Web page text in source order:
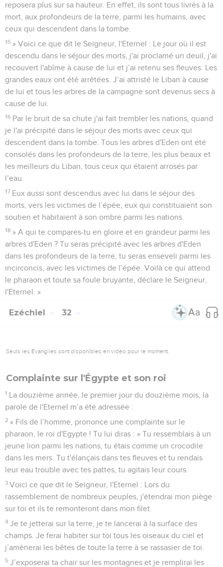
reposera plus sur sa hauteur. En effet, ils sont tous livrés à la
mort, aux profondeurs de la terre, parmi les humains, avec
ceux qui descendent dans la tombe.
15 » Voici ce que dit le Seigneur, l'Eternel : Le jour où il est
descendu dans le séjour des morts, j'ai proclamé un deuil, j'ai
recouvert l'abîme à cause de lui et j’ai retenu ses fleuves. Les
grandes eaux ont été arrêtées. J’ai attristé le Liban à cause
de lui et tous les arbres de la campagne sont devenus secs à
cause de lui.
16 Par le bruit de sa chute j'ai fait trembler les nations, quand
je l'ai précipité dans le séjour des morts avec ceux qui
descendent dans la tombe. Tous les arbres d'Eden ont été
consolés dans les profondeurs de la terre, les plus beaux et
les meilleurs du Liban, tous ceux qui étaient arrosés par
l’eau.
17 Eux aussi sont descendus avec lui dans le séjour des
morts, vers les victimes de l’épée, eux qui constituaient son
soutien et habitaient à son ombre parmi les nations.
18 » A qui te compares-tu en gloire et en grandeur parmi les
arbres d'Eden ? Tu seras précipité avec les arbres d'Eden
dans les profondeurs de la terre, tu seras enseveli parmi les
incirconcis, avec les victimes de l’épée. Voilà ce qui attend
le pharaon et toute sa foule bruyante, déclare le Seigneur,
l'Eternel. »
Ezéchiel 32
Seuls les Évangiles sont disponibles en vidéo pour le moment.
Complainte sur l'Égypte et son roi
1 La douzième année, le premier jour du douzième mois, la
parole de l'Eternel m’a été adressée :
2 « Fils de l’homme, prononce une complainte sur le
pharaon, le roi d'Egypte ! Tu lui diras : » Tu ressemblais à un
jeune lion parmi les nations, tu étais comme un crocodile
dans les mers. Tu t'élançais dans tes fleuves et tu rendais
leur eau trouble avec tes pattes, tu agitais leur cours.
3 Voici ce que dit le Seigneur, l'Eternel : Lors du
rassemblement de nombreux peuples, j'étendrai mon piège
sur toi et ils te remonteront dans mon filet.
4 Je te jetterai sur la terre, je te lancerai à la surface des
champs. Je ferai habiter sur toi tous les oiseaux du ciel et
j’amènerai les bêtes de toute la terre à se rassasier de toi.
5 J’exposerai ta chair sur les montagnes et je remplirai les